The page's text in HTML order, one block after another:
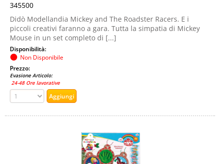
345500
Didò Modellandia Mickey and The Roadster Racers. E i
piccoli creativi faranno a gara. Tutta la simpatia di Mickey
Mouse in un set completo di [...]
Disponibilità:
Non Disponibile
Prezzo:
Evasione Articolo:
24-48 Ore lavorative